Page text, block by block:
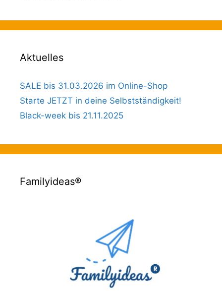
Aktuelles
SALE bis 31.03.2026 im Online-Shop
Starte JETZT in deine Selbstständigkeit!
Black-week bis 21.11.2025
Familyideas®